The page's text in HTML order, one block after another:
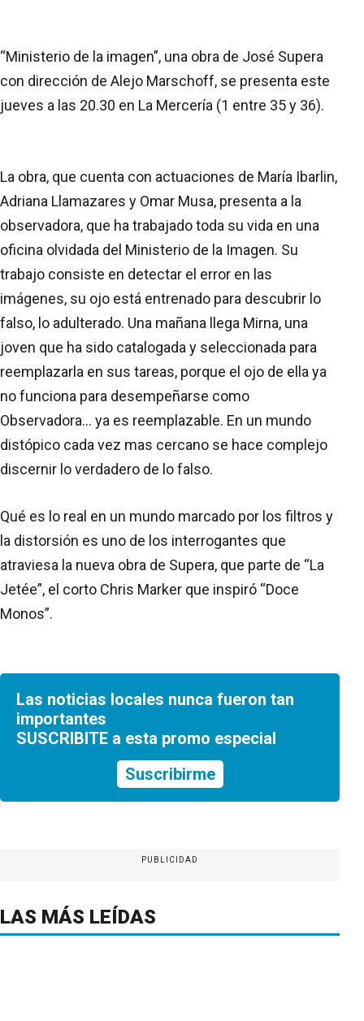
“Ministerio de la imagen”, una obra de José Supera
con dirección de Alejo Marschoff, se presenta este
jueves a las 20.30 en La Mercería (1 entre 35 y 36).
La obra, que cuenta con actuaciones de María Ibarlin,
Adriana Llamazares y Omar Musa, presenta a la
observadora, que ha trabajado toda su vida en una
oficina olvidada del Ministerio de la Imagen. Su
trabajo consiste en detectar el error en las
imágenes, su ojo está entrenado para descubrir lo
falso, lo adulterado. Una mañana llega Mirna, una
joven que ha sido catalogada y seleccionada para
reemplazarla en sus tareas, porque el ojo de ella ya
no funciona para desempeñarse como
Observadora... ya es reemplazable. En un mundo
distópico cada vez mas cercano se hace complejo
discernir lo verdadero de lo falso.
Qué es lo real en un mundo marcado por los filtros y
la distorsión es uno de los interrogantes que
atraviesa la nueva obra de Supera, que parte de “La
Jetée”, el corto Chris Marker que inspiró “Doce
Monos”.
Las noticias locales nunca fueron tan
importantes
SUSCRIBITE a esta promo especial
Suscribirme
PUBLICIDAD
LAS MÁS LEÍDAS